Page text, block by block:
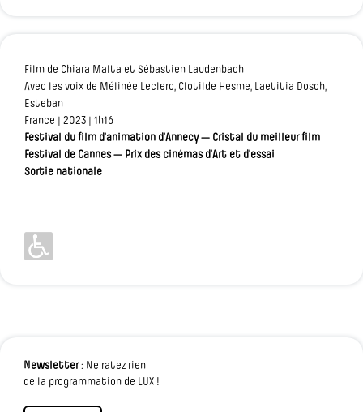
Film de Chiara Malta et Sébastien Laudenbach
Avec les voix de Mélinée Leclerc, Clotilde Hesme, Laetitia Dosch,
Esteban
France | 2023 | 1h16
Festival du film d’animation d’Annecy — Cristal du meilleur film
Festival de Cannes — Prix des cinémas d’Art et d’essai
Sortie nationale
Newsletter: Ne ratez rien
de la programmation de LUX !